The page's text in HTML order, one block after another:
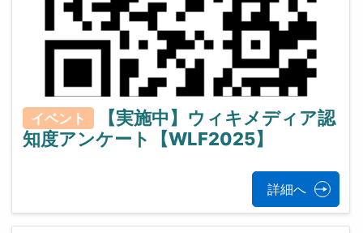
イベント
【実施中】ウィキメディア認
知度アンケート【WLF2025】
詳細へ